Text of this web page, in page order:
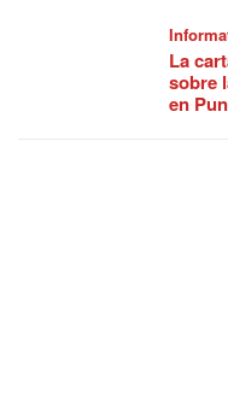
La
sobre
en